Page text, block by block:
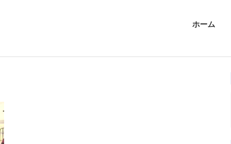
ホーム